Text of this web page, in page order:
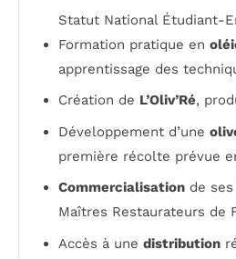
Statut National Étudiant-
Formation pratique en
apprentissage des
Création de L’Oliv’Ré,
Développement d’une
première récolte prévue
Commercialisation de
Maîtres Restaurateurs de
Accès à une distribution